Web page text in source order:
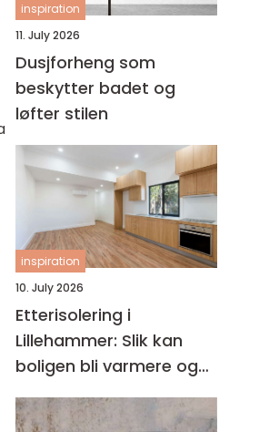
inspiration
11. July 2026
Dusjforheng som
beskytter badet og
løfter stilen
inspiration
10. July 2026
Etterisolering i
Lillehammer: Slik kan
boligen bli varmere og
mer energieffektiv